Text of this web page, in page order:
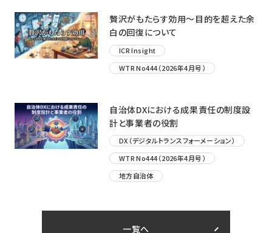
贅沢がもたらす効用〜目的を超えた余
白の回復について
ICR Insight
WTR No444（2026年4月号）
自治体DXにおける成果責任の制度設
計と事業者の役割
DX（デジタルトランスフォーメーション）
WTR No444（2026年4月号）
地方自治体
一覧へ